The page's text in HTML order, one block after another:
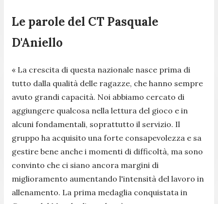
Le parole del CT Pasquale
D'Aniello
« La crescita di questa nazionale nasce prima di
tutto dalla qualità delle ragazze, che hanno sempre
avuto grandi capacità. Noi abbiamo cercato di
aggiungere qualcosa nella lettura del gioco e in
alcuni fondamentali, soprattutto il servizio. Il
gruppo ha acquisito una forte consapevolezza e sa
gestire bene anche i momenti di difficoltà, ma sono
convinto che ci siano ancora margini di
miglioramento aumentando l'intensità del lavoro in
allenamento. La prima medaglia conquistata in